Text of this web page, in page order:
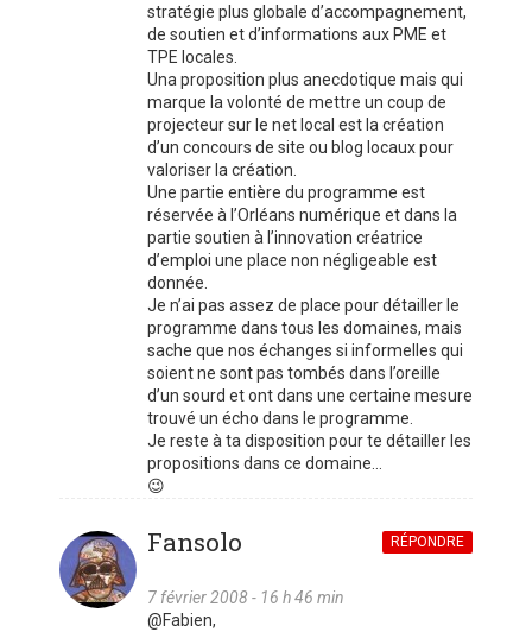
stratégie plus globale d’accompagnement,
de soutien et d’informations aux PME et
TPE locales.
Una proposition plus anecdotique mais qui
marque la volonté de mettre un coup de
projecteur sur le net local est la création
d’un concours de site ou blog locaux pour
valoriser la création.
Une partie entière du programme est
réservée à l’Orléans numérique et dans la
partie soutien à l’innovation créatrice
d’emploi une place non négligeable est
donnée.
Je n’ai pas assez de place pour détailler le
programme dans tous les domaines, mais
sache que nos échanges si informelles qui
soient ne sont pas tombés dans l’oreille
d’un sourd et ont dans une certaine mesure
trouvé un écho dans le programme.
Je reste à ta disposition pour te détailler les
propositions dans ce domaine…
😉
Fansolo
7 février 2008 - 16 h 46 min
RÉPONDRE
@Fabien,